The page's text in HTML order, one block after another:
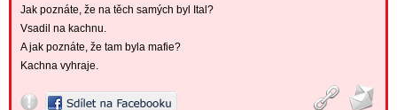
Jak poznáte, že na těch samých byl Ital?
Vsadil na kachnu.
A jak poznáte, že tam byla mafie?
Kachna vyhraje.